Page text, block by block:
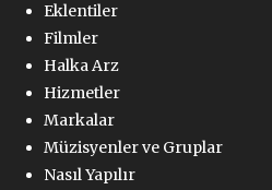
Eklentiler
Filmler
Halka Arz
Hizmetler
Markalar
Müzisyenler ve Gruplar
Nasıl Yapılır